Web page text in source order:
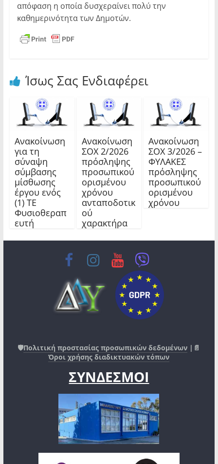
απόφαση η οποία δυσχεραίνει πολύ την
καθημερινότητα των Δημοτών.
Ίσως Σας Ενδιαφέρει
Ανακοίνωση
για τη
σύναψη
σύμβασης
μίσθωσης
έργου ενός
(1) ΤΕ
Φυσιοθεραπ
ευτή
Ανακοίνωση
ΣΟΧ 2/2026
πρόσληψης
προσωπικού
ορισμένου
χρόνου
ανταποδοτικ
ού
χαρακτήρα
Ανακοίνωση
ΣΟΧ 3/2026 –
ΦΥΛΑΚΕΣ
πρόσληψης
προσωπικού
ορισμένου
χρόνου
🛡️Πολιτική προστασίας προσωπικών δεδομένων |📄
Όροι χρήσης διαδικτυακών τόπων
ΣΥΝΔΕΣΜΟΙ